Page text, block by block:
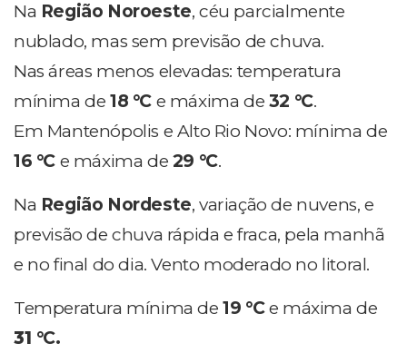
Na Região Noroeste, céu parcialmente
nublado, mas sem previsão de chuva.
Nas áreas menos elevadas: temperatura
mínima de 18 °C e máxima de 32 °C.
Em Mantenópolis e Alto Rio Novo: mínima de
16 °C e máxima de 29 °C.
Na Região Nordeste, variação de nuvens, e
previsão de chuva rápida e fraca, pela manhã
e no final do dia. Vento moderado no litoral.
Temperatura mínima de19 °C e máxima de
31 °C.